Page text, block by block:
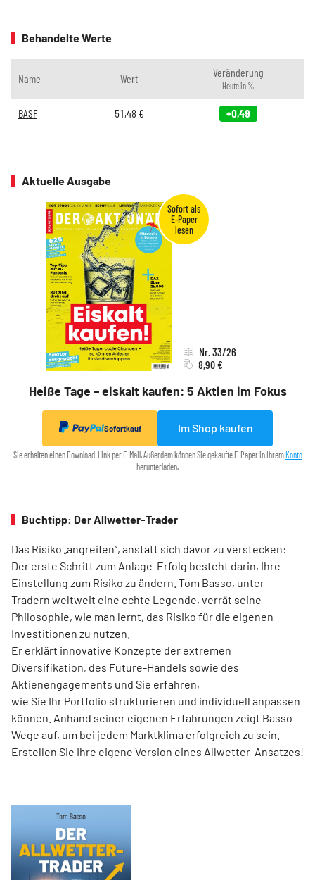
Behandelte Werte
Name Wert Veränderung
Heute in %
BASF 51,48 € +0,49
Aktuelle Ausgabe
Heiße Tage – eiskalt kaufen: 5 Aktien im Fokus
Nr. 33/26
8,90 €
Sofortkauf Im Shop kaufen
Sie erhalten einen Download-Link per E-Mail. Außerdem können Sie gekaufte E-Paper in IhremKonto
herunterladen.
Buchtipp: Der Allwetter-Trader
Das Risiko „angreifen“, anstatt sich davor zu verstecken:
Der erste Schritt zum Anlage-Erfolg besteht darin, Ihre
Einstellung zum Risiko zu ändern. Tom Basso, unter
Tradern weltweit eine echte Legende, verrät seine
Philosophie, wie man lernt, das Risiko für die eigenen
Investitionen zu nutzen.
Er erklärt innovative Konzepte der extremen
Diversifikation, des Future-Handels sowie des
Aktienengagements und Sie erfahren,
wie Sie Ihr Portfolio strukturieren und individuell anpassen
können. Anhand seiner eigenen Erfahrungen zeigt Basso
Wege auf, um bei jedem Marktklima erfolgreich zu sein.
Erstellen Sie Ihre eigene Version eines Allwetter-Ansatzes!